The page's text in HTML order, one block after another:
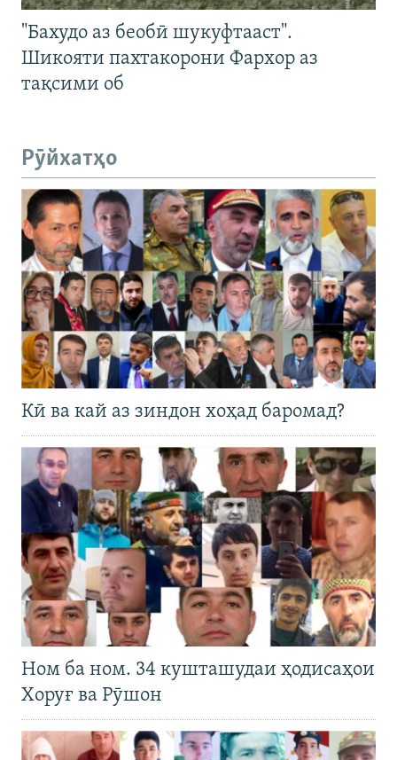
"Бахудо аз беобӣ шукуфтааст".
Шикояти пахтакорони Фархор аз
тақсими об
Рӯйхатҳо
Кӣ ва кай аз зиндон хоҳад баромад?
Ном ба ном. 34 кушташудаи ҳодисаҳои
Хоруғ ва Рӯшон